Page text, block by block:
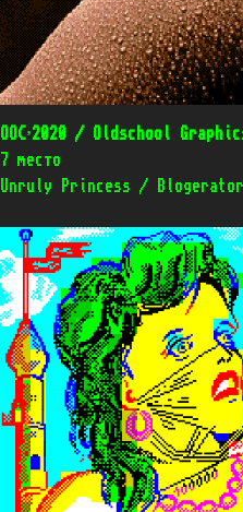
OOC’2020 / Oldschool
7 место
Unruly Princess /